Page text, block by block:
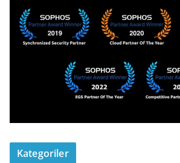
Kategoriler